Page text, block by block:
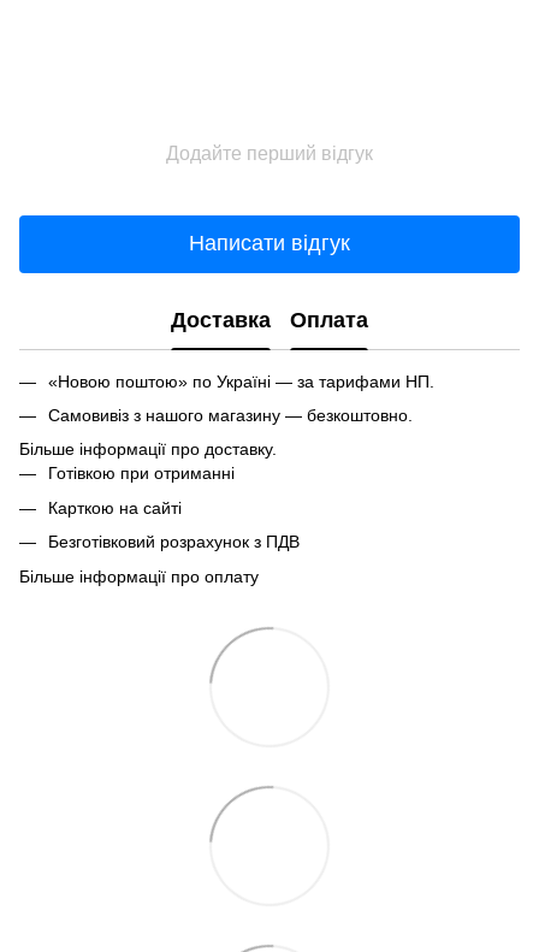
Додайте перший відгук
Написати відгук
Доставка Оплата
«Новою поштою» по Україні — за тарифами НП.
Самовивіз з нашого магазину — безкоштовно.
Більше інформації про доставку.
Готівкою при отриманні
Карткою на сайті
Безготівковий розрахунок з ПДВ
Більше інформації про оплату